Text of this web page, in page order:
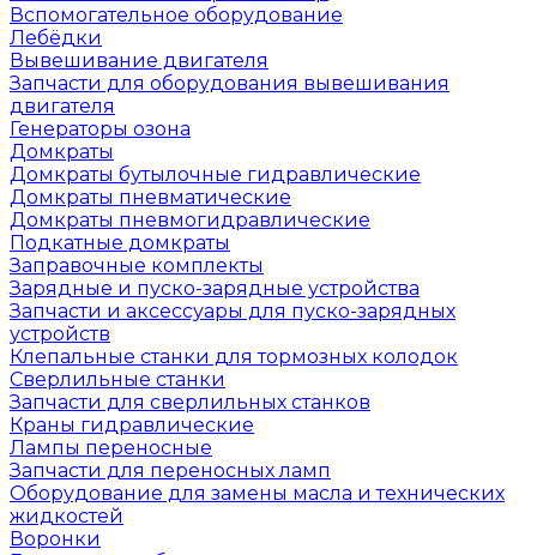
Вспомогательное оборудование
Лебёдки
Вывешивание двигателя
Запчасти для оборудования вывешивания
двигателя
Генераторы озона
Домкраты
Домкраты бутылочные гидравлические
Домкраты пневматические
Домкраты пневмогидравлические
Подкатные домкраты
Заправочные комплекты
Зарядные и пуско-зарядные устройства
Запчасти и аксессуары для пуско-зарядных
устройств
Клепальные станки для тормозных колодок
Сверлильные станки
Запчасти для сверлильных станков
Краны гидравлические
Лампы переносные
Запчасти для переносных ламп
Оборудование для замены масла и технических
жидкостей
Воронки